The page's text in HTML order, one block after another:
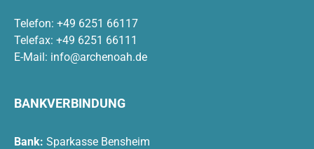
Telefon: +49 6251 66117
Telefax: +49 6251 66111
E-Mail: info@archenoah.de
BANKVERBINDUNG
Bank: Sparkasse Bensheim